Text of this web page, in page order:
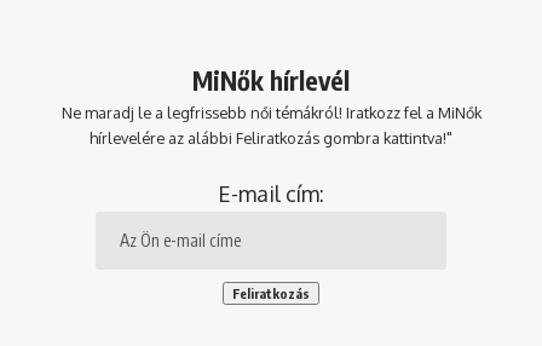
MiNők hírlevél
Ne maradj le a legfrissebb női témákról! Iratkozz fel a MiNők
hírlevelére az alábbi Feliratkozás gombra kattintva!"
E-mail cím: